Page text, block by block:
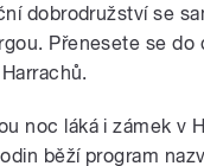
dobrodružství se
Přenesete se do
noc láká i zámek v
běží program